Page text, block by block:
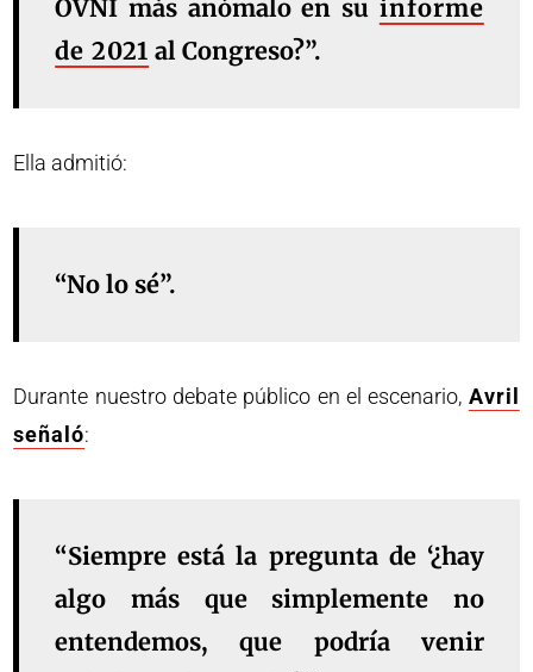
OVNI más anómalo en su informe
de 2021 al Congreso?”.
Ella admitió:
“No lo sé”.
Durante nuestro debate público en el escenario, Avril
señaló:
“Siempre está la pregunta de ‘¿hay
algo más que simplemente no
entendemos, que podría venir